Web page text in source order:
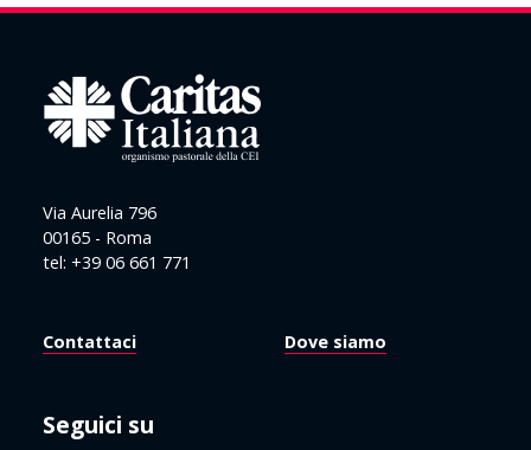
Via Aurelia 796
00165 - Roma
tel: +39 06 661 771
Contattaci Dove siamo
Seguici su